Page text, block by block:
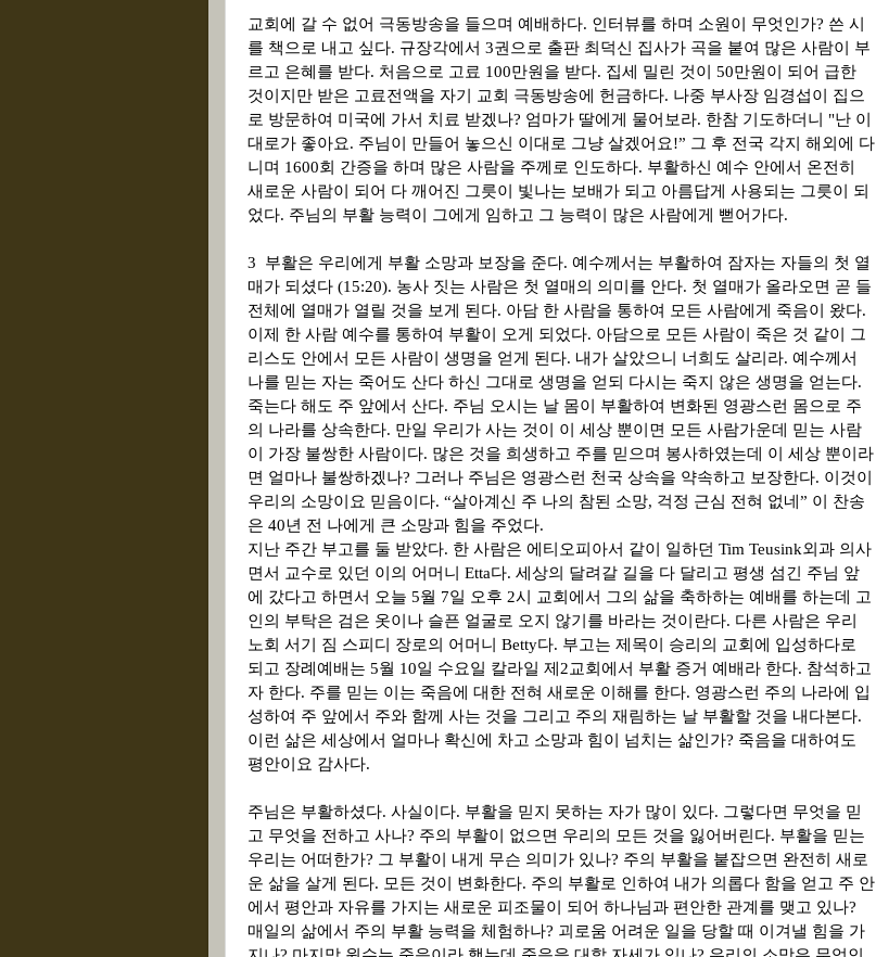
교회에 갈 수 없어 극동방송을 들으며 예배하다. 인터뷰를 하며 소원이 무엇인가? 쓴 시
를 책으로 내고 싶다. 규장각에서 3권으로 출판 최덕신 집사가 곡을 붙여 많은 사람이 부
르고 은혜를 받다. 처음으로 고료 100만원을 받다. 집세 밀린 것이 50만원이 되어 급한
것이지만 받은 고료전액을 자기 교회 극동방송에 헌금하다. 나중 부사장 임경섭이 집으
로 방문하여 미국에 가서 치료 받겠나? 엄마가 딸에게 물어보라. 한참 기도하더니 "난 이
대로가 좋아요. 주님이 만들어 놓으신 이대로 그냥 살겠어요!” 그 후 전국 각지 해외에 다
니며 1600회 간증을 하며 많은 사람을 주께로 인도하다. 부활하신 예수 안에서 온전히
새로운 사람이 되어 다 깨어진 그릇이 빛나는 보배가 되고 아름답게 사용되는 그릇이 되
었다. 주님의 부활 능력이 그에게 임하고 그 능력이 많은 사람에게 뻗어가다.
3
부활은 우리에게 부활 소망과 보장을 준다. 예수께서는 부활하여 잠자는 자들의 첫 열
매가 되셨다 (15:20). 농사 짓는 사람은 첫 열매의 의미를 안다. 첫 열매가 올라오면 곧 들
전체에 열매가 열릴 것을 보게 된다. 아담 한 사람을 통하여 모든 사람에게 죽음이 왔다.
이제 한 사람 예수를 통하여 부활이 오게 되었다. 아담으로 모든 사람이 죽은 것 같이 그
리스도 안에서 모든 사람이 생명을 얻게 된다. 내가 살았으니 너희도 살리라. 예수께서
나를 믿는 자는 죽어도 산다 하신 그대로 생명을 얻되 다시는 죽지 않은 생명을 얻는다.
죽는다 해도 주 앞에서 산다. 주님 오시는 날 몸이 부활하여 변화된 영광스런 몸으로 주
의 나라를 상속한다. 만일 우리가 사는 것이 이 세상 뿐이면 모든 사람가운데 믿는 사람
이 가장 불쌍한 사람이다. 많은 것을 희생하고 주를 믿으며 봉사하였는데 이 세상 뿐이라
면 얼마나 불쌍하겠나? 그러나 주님은 영광스런 천국 상속을 약속하고 보장한다. 이것이
우리의 소망이요 믿음이다. “살아계신 주 나의 참된 소망, 걱정 근심 전혀 없네 ” 이 찬송
은 40년 전 나에게 큰 소망과 힘을 주었다.
지난 주간 부고를 둘 받았다. 한 사람은 에티오피아서 같이 일하던 Tim Teusink외과 의사
면서 교수로 있던 이의 어머니 Etta다. 세상의 달려갈 길을 다 달리고 평생 섬긴 주님 앞
에 갔다고 하면서 오늘 5월 7일 오후 2시 교회에서 그의 삶을 축하하는 예배를 하는데 고
인의 부탁은 검은 옷이나 슬픈 얼굴로 오지 않기를 바라는 것이란다. 다른 사람은 우리
노회 서기 짐 스피디 장로의 어머니 Betty다. 부고는 제목이 승리의 교회에 입성하다로
되고 장례예배는 5월 10일 수요일 칼라일 제 2교회에서 부활 증거 예배라 한다. 참석하고
자 한다. 주를 믿는 이는 죽음에 대한 전혀 새로운 이해를 한다. 영광스런 주의 나라에 입
성하여 주 앞에서 주와 함께 사는 것을 그리고 주의 재림하는 날 부활할 것을 내다본다.
이런 삶은 세상에서 얼마나 확신에 차고 소망과 힘이 넘치는 삶인가? 죽음을 대하여도
평안이요 감사다.
주님은 부활하셨다. 사실이다. 부활을 믿지 못하는 자가 많이 있다. 그렇다면 무엇을 믿
고 무엇을 전하고 사나? 주의 부활이 없으면 우리의 모든 것을 잃어버린다. 부활을 믿는
우리는 어떠한가? 그 부활이 내게 무슨 의미가 있나? 주의 부활을 붙잡으면 완전히 새로
운 삶을 살게 된다. 모든 것이 변화한다. 주의 부활로 인하여 내가 의롭다 함을 얻고 주 안
에서 평안과 자유를 가지는 새로운 피조물이 되어 하나님과 편안한 관계를 맺고 있나?
매일의 삶에서 주의 부활 능력을 체험하나? 괴로움 어려운 일을 당할 때 이겨낼 힘을 가